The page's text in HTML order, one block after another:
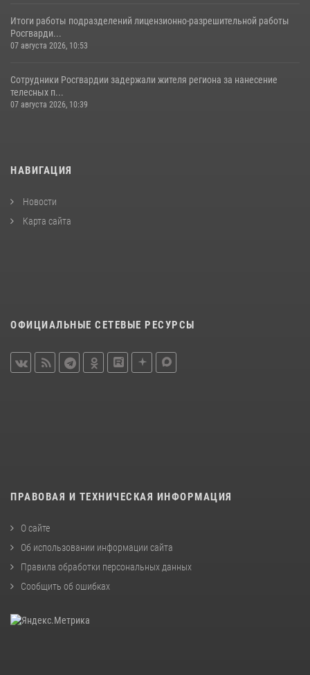
Итоги работы подразделений лицензионно-разрешительной работы
Росгварди...
07 августа 2026, 10:53
Сотрудники Росгвардии задержали жителя региона за нанесение
телесных п...
07 августа 2026, 10:39
НАВИГАЦИЯ
Новости
Карта сайта
ОФИЦИАЛЬНЫЕ СЕТЕВЫЕ РЕСУРСЫ
ПРАВОВАЯ И ТЕХНИЧЕСКАЯ ИНФОРМАЦИЯ
О сайте
Об использовании информации сайта
Правила обработки персональных данных
Сообщить об ошибках